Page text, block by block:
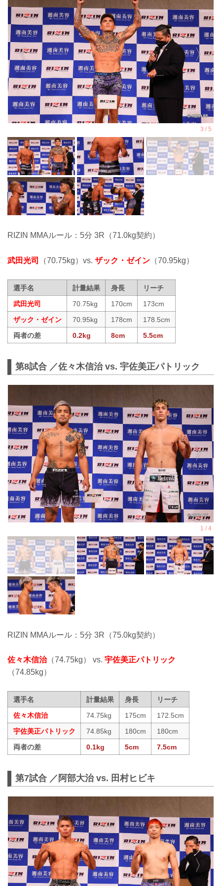
RIZIN MMAルール：5分 3R（71.0kg契約）
武田光司 （70.75kg）vs. ザック・ゼイン （70.95kg）
選手名 計量結果 身長
リーチ
武田光司
70.75kg 170cm
173cm
ザック・ゼイン
70.95kg 178cm
178.5cm
両者の差
0.2kg 8cm 5.5cm
第8試合 ／佐々木信治 vs. 宇佐美正パトリック
RIZIN MMAルール：5分 3R（75.0kg契約）
佐々木信治（74.75kg） vs. 宇佐美正パトリック
（74.85kg）
選手名 計量結果 身長
リーチ
佐々木信治
74.75kg 175cm
172.5cm
宇佐美正パトリック
74.85kg 180cm
180cm
両者の差
0.1kg 5cm 7.5cm
第7試合 ／阿部大治 vs. 田村ヒビキ